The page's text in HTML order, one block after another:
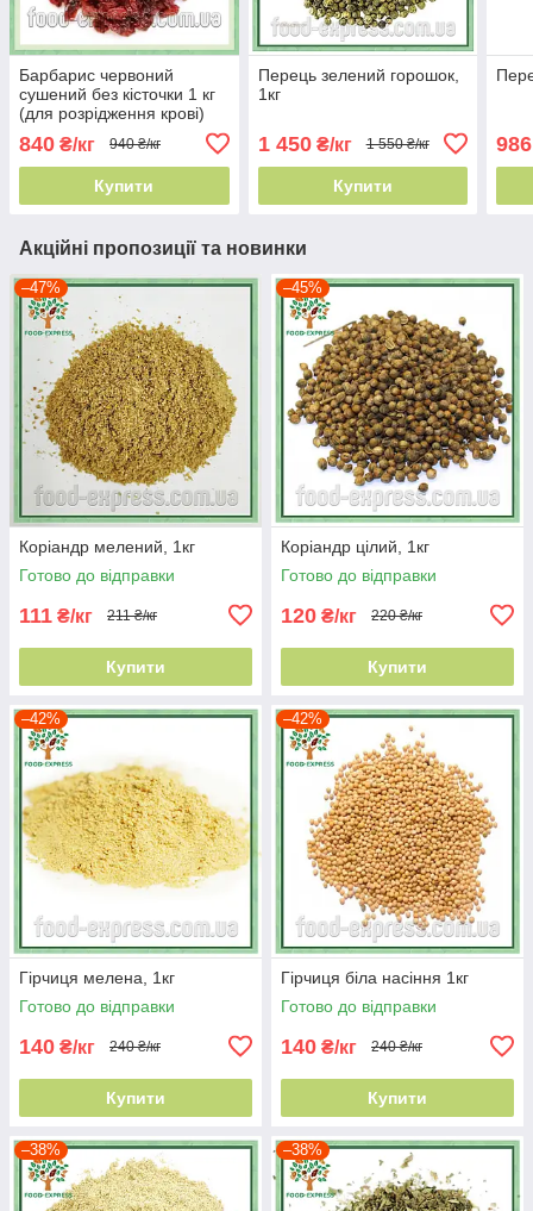
Барбарис червоний
сушений без кісточки 1 кг
(для розрідження крові)
840 ₴/кг 940 ₴/кг
Купити
Перець зелений горошок,
1кг
1 450₴/кг 1 550 ₴/кг
Купити
986
Акційні пропозиції та новинки
–47%
Коріандр мелений, 1кг
Готово до відправки
111 ₴/кг 211 ₴/кг
Купити
–45%
Коріандр цілий, 1кг
Готово до відправки
120 ₴/кг 220 ₴/кг
Купити
–42%
Гірчиця мелена, 1кг
Готово до відправки
140 ₴/кг 240 ₴/кг
Купити
–42%
Гірчиця біла насіння 1кг
Готово до відправки
140 ₴/кг 240 ₴/кг
Купити
–38% –38%